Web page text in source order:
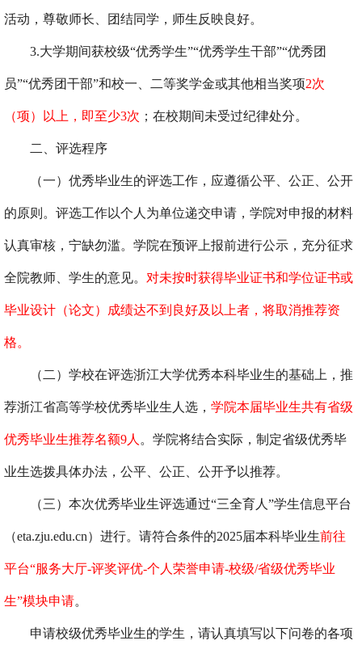
活动，尊敬师长、团结同学，师生反映良好。
3.大学期间获校级“优秀学生”“优秀学生干部”“优秀团
员”“优秀团干部”和校一、二等奖学金或其他相当奖项2次
（项）以上，即至少3次 ；在校期间未受过纪律处分。
二、评选程序
（一）优秀毕业生的评选工作，应遵循公平、公正、公开
的原则。评选工作以个人为单位递交申请，学院对申报的材料
认真审核，宁缺勿滥。学院在预评上报前进行公示，充分征求
全院教师、学生的意见。 对未按时获得毕业证书和学位证书或
毕业设计（论文）成绩达不到良好及以上者，将取消推荐资
格。
（二）学校在评选浙江大学优秀本科毕业生的基础上，推
荐浙江省高等学校优秀毕业生人选， 学院本届毕业生共有省级
优秀毕业生推荐名额9人 。学院将结合实际，制定省级优秀毕
业生选拨具体办法，公平、公正、公开予以推荐。
（三）本次优秀毕业生评选通过“三全育人”学生信息平台
（eta.zju.edu.cn）进行。请符合条件的2025届本科毕业生前往
平台“服务大厅-评奖评优-个人荣誉申请-校级/省级优秀毕业
生”模块申请。
申请校级优秀毕业生的学生，请认真填写以下问卷的各项